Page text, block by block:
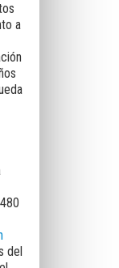
a
del